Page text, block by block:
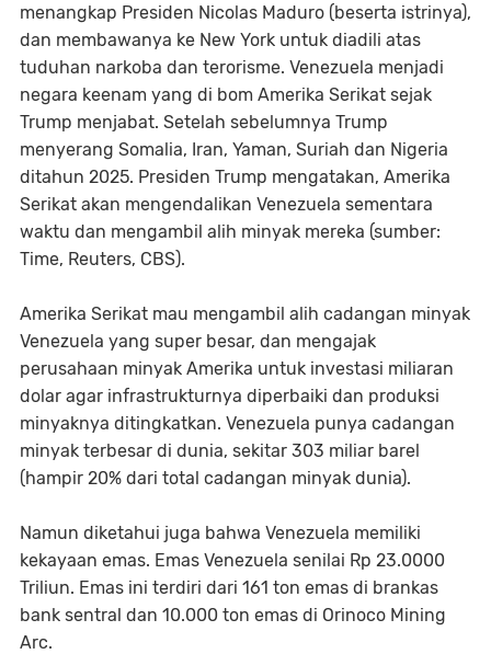
menangkap Presiden Nicolas Maduro (beserta istrinya),
dan membawanya ke New York untuk diadili atas
tuduhan narkoba dan terorisme. Venezuela menjadi
negara keenam yang di bom Amerika Serikat sejak
Trump menjabat. Setelah sebelumnya Trump
menyerang Somalia, Iran, Yaman, Suriah dan Nigeria
ditahun 2025. Presiden Trump mengatakan, Amerika
Serikat akan mengendalikan Venezuela sementara
waktu dan mengambil alih minyak mereka (sumber:
Time, Reuters, CBS).
Amerika Serikat mau mengambil alih cadangan minyak
Venezuela yang super besar, dan mengajak
perusahaan minyak Amerika untuk investasi miliaran
dolar agar infrastrukturnya diperbaiki dan produksi
minyaknya ditingkatkan. Venezuela punya cadangan
minyak terbesar di dunia, sekitar 303 miliar barel
(hampir 20% dari total cadangan minyak dunia).
Namun diketahui juga bahwa Venezuela memiliki
kekayaan emas. Emas Venezuela senilai Rp 23.0000
Triliun. Emas ini terdiri dari 161 ton emas di brankas
bank sentral dan 10.000 ton emas di Orinoco Mining
Arc.